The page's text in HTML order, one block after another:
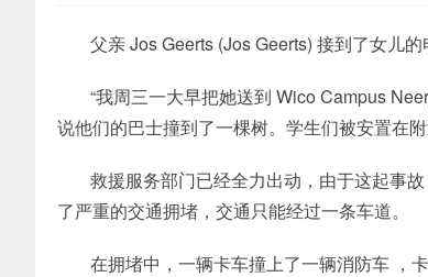
父亲 Jos Geerts (Jos Geerts) 接到了女儿的
“我周三一大早把她送到 Wico Campus
说他们的巴士撞到了一棵树。学生们被安置在
救援服务部门已经全力出动，由于这起事
了严重的交通拥堵，交通只能经过一条车道。
在拥堵中，一辆卡车撞上了一辆消防车 ，